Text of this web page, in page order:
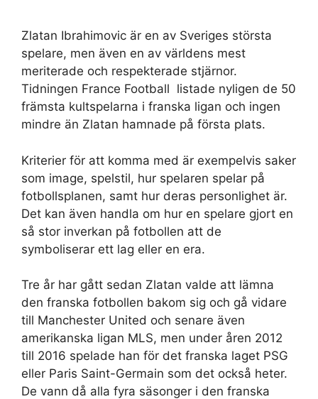
Zlatan Ibrahimovic är en av Sveriges största
spelare, men även en av världens mest
meriterade och respekterade stjärnor.
Tidningen France Football listade nyligen de 50
främsta kultspelarna i franska ligan och ingen
mindre än Zlatan hamnade på första plats.
Kriterier för att komma med är exempelvis saker
som image, spelstil, hur spelaren spelar på
fotbollsplanen, samt hur deras personlighet är.
Det kan även handla om hur en spelare gjort en
så stor inverkan på fotbollen att de
symboliserar ett lag eller en era.
Tre år har gått sedan Zlatan valde att lämna
den franska fotbollen bakom sig och gå vidare
till Manchester United och senare även
amerikanska ligan MLS, men under åren 2012
till 2016 spelade han för det franska laget PSG
eller Paris Saint-Germain som det också heter.
De vann då alla fyra säsonger i den franska